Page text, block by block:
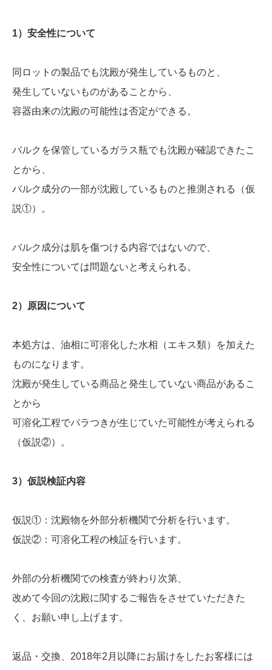
1）安全性について
同ロットの製品でも沈殿が発生しているものと、
発生していないものがあることから、
容器由来の沈殿の可能性は否定ができる。
バルクを保管しているガラス瓶でも沈殿が確認できたこ
とから、
バルク成分の一部が沈殿しているものと推測される（仮
説①）。
バルク成分は肌を傷つける内容ではないので、
安全性については問題ないと考えられる。
2）原因について
本処方は、油相に可溶化した水相（エキス類）を加えた
ものになります。
沈殿が発生している商品と発生していない商品があるこ
とから
可溶化工程でバラつきが生じていた可能性が考えられる
（仮説②）。
3）仮説検証内容
仮説①：沈殿物を外部分析機関で分析を行います。
仮説②：可溶化工程の検証を行います。
外部の分析機関での検査が終わり次第、
改めて今回の沈殿に関するご報告をさせていただきた
く、お願い申し上げます。
返品・交換、2018年2月以降にお届けをしたお客様には